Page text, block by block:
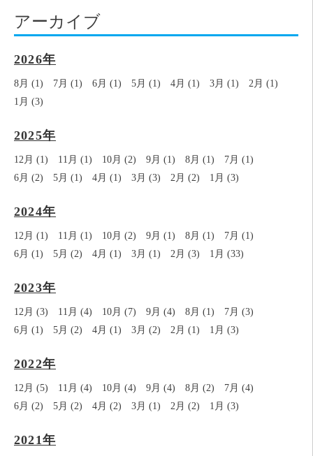
アーカイブ
2026年
8月 (1) 7月 (1) 6月 (1) 5月 (1) 4月 (1) 3月 (1)
2月 (1)
1月 (3)
2025年
12月 (1) 11月 (1) 10月 (2) 9月 (1) 8月 (1)
7月 (1)
6月 (2)
5月 (1) 4月 (1) 3月 (3) 2月 (2) 1月 (3)
2024年
12月 (1) 11月 (1) 10月 (2) 9月 (1) 8月 (1)
7月 (1)
6月 (1)
5月 (2) 4月 (1) 3月 (1) 2月 (3) 1月 (33)
2023年
12月 (3) 11月 (4) 10月 (7) 9月 (4) 8月 (1)
7月 (3)
6月 (1)
5月 (2) 4月 (1) 3月 (2) 2月 (1) 1月 (3)
2022年
12月 (5) 11月 (4) 10月 (4) 9月 (4) 8月 (2)
7月 (4)
6月 (2)
5月 (2) 4月 (2) 3月 (1) 2月 (2) 1月 (3)
2021年